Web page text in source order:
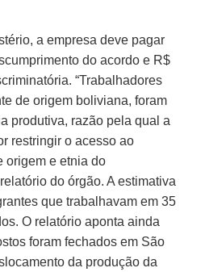
a empresa deve pagar
do acordo e R$
“Trabalhadores
de origem boliviana, foram
produtiva, razão pela qual a
restringir o acesso ao
origem e etnia do
do órgão. A estimativa
que trabalhavam em 35
O relatório aponta ainda
foram fechados em São
da produção da